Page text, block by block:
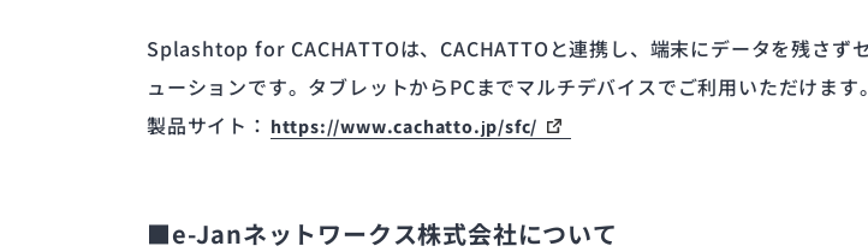
Splashtop for CACHATTOは、CACHATTOと連携し、端末にデータを残さず
ューションです。タブレットからPCまでマルチデバイスでご利用いただけます。
製品サイト： https://www.cachatto.jp/sfc/
■e-Janネットワークス株式会社について